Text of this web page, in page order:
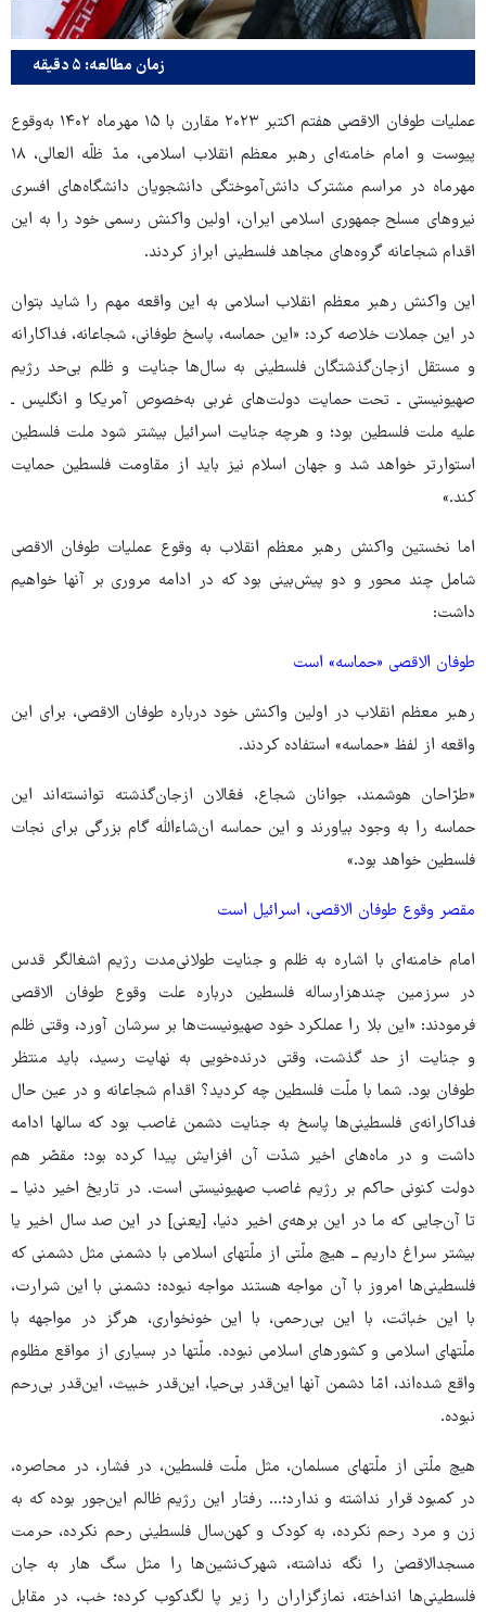
زمان مطالعه: ۵ دقیقه
عملیات طوفان الاقصی هفتم اکتبر ۲۰۲۳ مقارن با ۱۵ مهرماه ۱۴۰۲ به‌وقوع
پیوست و امام خامنه‌ای رهبر معظم انقلاب اسلامی، مدّ ظلّه العالی، ۱۸
مهرماه در مراسم مشترک دانش‌آموختگی دانشجویان دانشگاه‌های افسری
نیروهای مسلح جمهوری اسلامی ایران، اولین واکنش رسمی خود را به این
اقدام شجاعانه گروه‌های مجاهد فلسطینی ابراز کردند.
این واکنش رهبر معظم انقلاب اسلامی به این واقعه مهم را شاید بتوان
در این جملات خلاصه کرد: «این حماسه، پاسخ طوفانی، شجاعانه، فداکارانه
و مستقل ازجان‌گذشتگان فلسطینی به سال‌ها جنایت و ظلم بی‌حد رژیم
صهیونیستی ـ تحت حمایت دولت‌های غربی به‌خصوص آمریکا و انگلیس ـ
علیه ملت فلسطین بود؛ و هرچه جنایت اسرائیل بیشتر شود ملت فلسطین
استوارتر خواهد شد و جهان اسلام نیز باید از مقاومت فلسطین حمایت
کند.»
اما نخستین واکنش رهبر معظم انقلاب به وقوع عملیات طوفان الاقصی
شامل چند محور و دو پیش‌بینی بود که در ادامه مروری بر آنها خواهیم
داشت:
طوفان الاقصی «حماسه» است
رهبر معظم انقلاب در اولین واکنش خود درباره طوفان الاقصی، برای این
واقعه از لفظ «حماسه» استفاده کردند.
«طرّاحان هوشمند، جوانان شجاع، فعّالان ازجان‌گذشته توانسته‌اند این
حماسه را به وجود بیاورند و این حماسه ان‌شاءالله گام بزرگی برای نجات
فلسطین خواهد بود.»
مقصر وقوع طوفان الاقصی، اسرائیل است
امام خامنه‌ای با اشاره به ظلم و جنایت طولانی‌مدت رژیم اشغالگر قدس
در سرزمین چندهزارساله فلسطین درباره علت وقوع طوفان الاقصی
فرمودند: «این بلا را عملکرد خود صهیونیست‌ها بر سرشان آورد، وقتی ظلم
و جنایت از حد گذشت، وقتی درنده‌خویی به نهایت رسید، باید منتظر
طوفان بود. شما با ملّت فلسطین چه کردید؟ اقدام شجاعانه و در عین ‌حال
فداکارانه‌ی فلسطینی‌ها پاسخ به جنایت دشمن غاصب بود که سالها ادامه
داشت و در ماه‌های اخیر شدّت آن افزایش پیدا کرده بود؛ مقصّر هم
دولت کنونی حاکم بر رژیم غاصب صهیونیستی است. در تاریخ اخیر دنیا ــ
تا آن‌جایی که ما در این برهه‌ی اخیر دنیا، [یعنی] در این صد سال اخیر یا
بیشتر سراغ داریم ــ هیچ ملّتی از ملّتهای اسلامی با دشمنی مثل دشمنی که
فلسطینی‌ها امروز با آن مواجه هستند مواجه نبوده؛ دشمنی با این شرارت،
با این خباثت، با این بی‌رحمی، با این خونخواری، هرگز در مواجهه با
ملّتهای اسلامی و کشورهای اسلامی نبوده. ملّتها در بسیاری از مواقع مظلوم
واقع شده‌اند، امّا دشمن آنها این‌قدر بی‌حیا، این‌قدر خبیث، این‌قدر بی‌رحم
نبوده.
هیچ ملّتی از ملّتهای مسلمان، مثل ملّت فلسطین، در فشار، در محاصره،
در کمبود قرار نداشته و ندارد؛... رفتار این رژیم ظالم این‌جور بوده که به
زن و مرد رحم نکرده، به کودک و کهن‌سال فلسطینی رحم نکرده، حرمت
مسجدالاقصیٰ را نگه نداشته، شهرک‌نشین‌ها را مثل سگ هار به جان
فلسطینی‌ها انداخته، نمازگزاران را زیر پا لگدکوب کرده؛ خب، در مقابل